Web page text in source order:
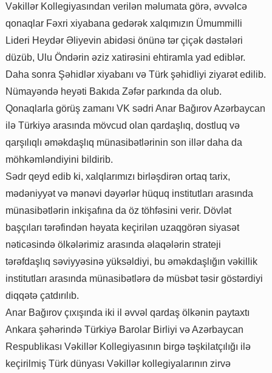
Vəkillər Kollegiyasından verilən məlumata görə, əvvəlcə
qonaqlar Fəxri xiyabana gedərək xalqımızın Ümummilli
Lideri Heydər Əliyevin abidəsi önünə tər çiçək dəstələri
düzüb, Ulu Öndərin əziz xatirəsini ehtiramla yad ediblər.
Daha sonra Şəhidlər xiyabanı və Türk şəhidliyi ziyarət edilib.
Nümayəndə heyəti Bakıda Zəfər parkında da olub.
Qonaqlarla görüş zamanı VK sədri Anar Bağırov Azərbaycan
ilə Türkiyə arasında mövcud olan qardaşlıq, dostluq və
qarşılıqlı əməkdaşlıq münasibətlərinin son illər daha da
möhkəmləndiyini bildirib.
Sədr qeyd edib ki, xalqlarımızı birləşdirən ortaq tarix,
mədəniyyət və mənəvi dəyərlər hüquq institutları arasında
münasibətlərin inkişafına da öz töhfəsini verir. Dövlət
başçıları tərəfindən həyata keçirilən uzaqgörən siyasət
nəticəsində ölkələrimiz arasında əlaqələrin strateji
tərəfdaşlıq səviyyəsinə yüksəldiyi, bu əməkdaşlığın vəkillik
institutları arasında münasibətlərə də müsbət təsir göstərdiyi
diqqətə çatdırılıb.
Anar Bağırov çıxışında iki il əvvəl qardaş ölkənin paytaxtı
Ankara şəhərində Türkiyə Barolar Birliyi və Azərbaycan
Respublikası Vəkillər Kollegiyasının birgə təşkilatçılığı ilə
keçirilmiş Türk dünyası Vəkillər kollegiyalarının zirvə